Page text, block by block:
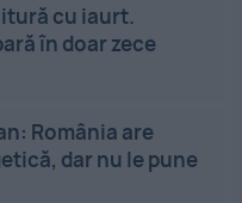
cu iaurt.
în doar zece
România are
dar nu le pune